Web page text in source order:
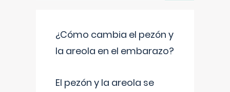
¿Cómo cambia el pezón y
la areola en el embarazo?
El pezón y la areola se